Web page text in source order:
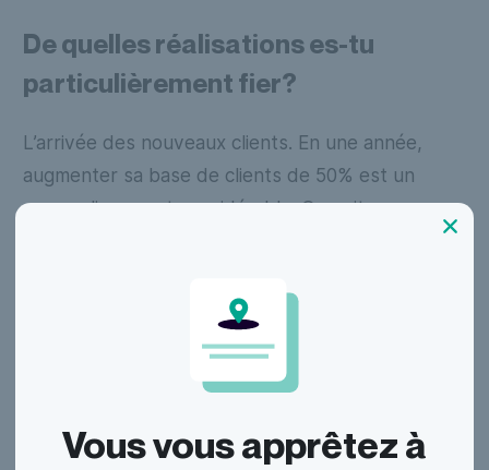
De quelles réalisations es-tu
particulièrement fier?
L’arrivée des nouveaux clients. En une année,
augmenter sa base de clients de 50% est un
accomplissement considérable. On voit que nos
Browns et WIPTEC, ainsi que complété notre
première année avec HBC et Dynamite. Ils nous
ont partagé des commentaires positifs, ce qui fait
Comment crois-tu qu’Intelcom a
Vous vous apprêtez à